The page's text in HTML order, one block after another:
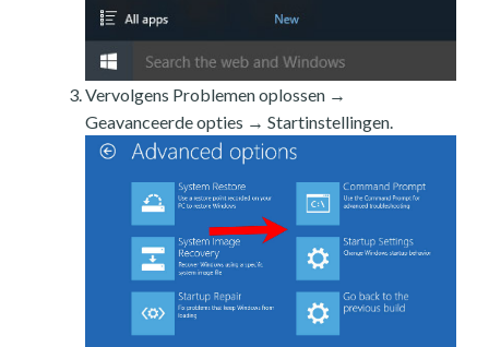
Vervolgens Problemen oplossen →
Geavanceerde opties → Startinstellingen.